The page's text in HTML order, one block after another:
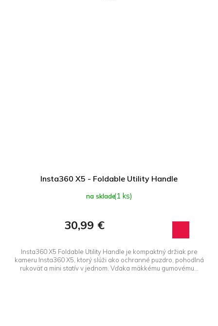
Insta360 X5 - Foldable Utility Handle
na sklade(1 ks)
30,99 €
Insta360 X5 Foldable Utility Handle je kompaktný držiak pre
kameru Insta360 X5, ktorý slúži ako ochranné puzdro, pohodlná
rukoväť a mini statív v jednom. Vďaka mäkkému gumovému...